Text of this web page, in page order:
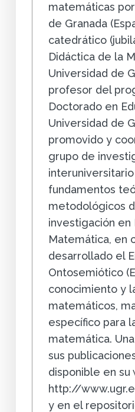
matemáticas
de Granada
catedrático
Didáctica de la
Universidad de
profesor del
Doctorado en
Universidad de
promovido y
grupo de
fundamentos
metodológicos
investigación en
Matemática, en
desarrollado el
Ontosemiótico
conocimiento y
matemáticos,
específico para
matemática.
sus
disponible en su
http://
y en el